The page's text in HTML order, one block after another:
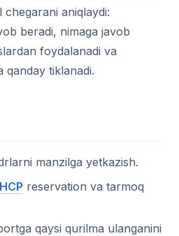
aniqlaydi:
beradi, nimaga javob
foydalanadi va
qanday tiklanadi.
manzilga yetkazish.
reservation va tarmoq
qaysi qurilma ulanganini